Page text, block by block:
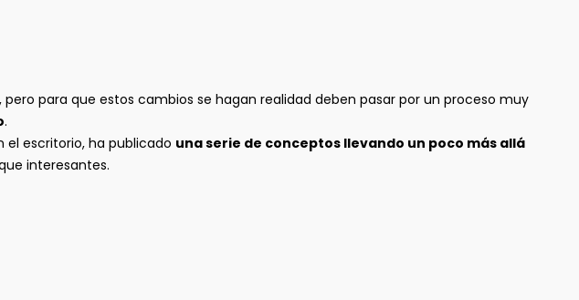
para que estos cambios se hagan realidad deben pasar por un proceso muy
.
el escritorio, ha publicado una serie de conceptos llevando un poco más allá
interesantes.